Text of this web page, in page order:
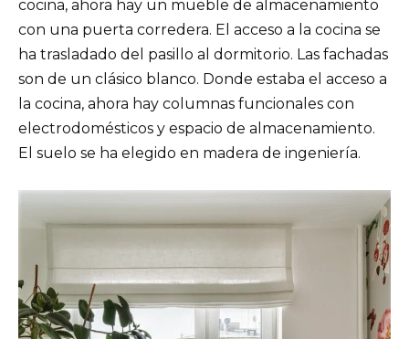
cocina, ahora hay un mueble de almacenamiento
con una puerta corredera. El acceso a la cocina se
ha trasladado del pasillo al dormitorio. Las fachadas
son de un clásico blanco. Donde estaba el acceso a
la cocina, ahora hay columnas funcionales con
electrodomésticos y espacio de almacenamiento.
El suelo se ha elegido en madera de ingeniería.